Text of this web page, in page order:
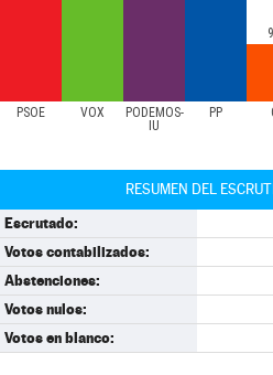
PSOE VOX
PODEMOS-
IU
PP
RESUMEN DEL
Escrutado:
Votos contabilizados:
Abstenciones:
Votos nulos:
Votos en blanco: